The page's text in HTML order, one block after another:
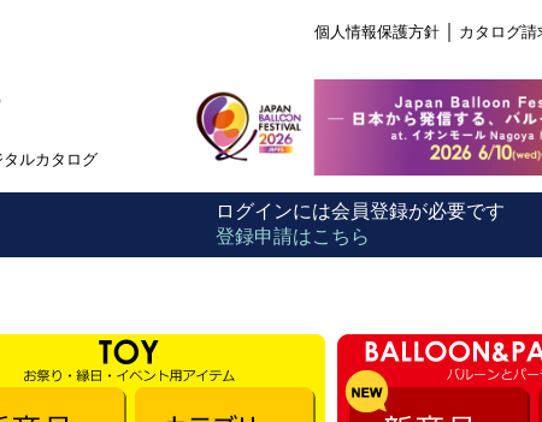
個人情報保護方針 カタログ請
ルカタログ
ログインには会員登録が必要です
登録申請はこちら